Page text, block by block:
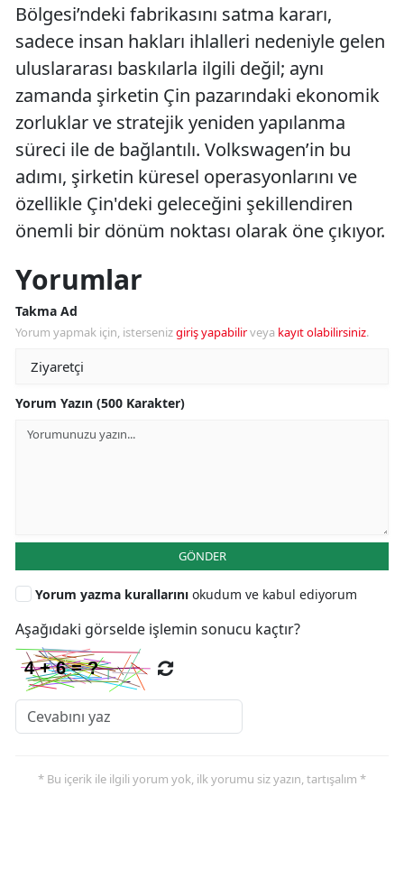
Bölgesi’ndeki fabrikasını satma kararı,
sadece insan hakları ihlalleri nedeniyle gelen
uluslararası baskılarla ilgili değil; aynı
zamanda şirketin Çin pazarındaki ekonomik
zorluklar ve stratejik yeniden yapılanma
süreci ile de bağlantılı. Volkswagen’in bu
adımı, şirketin küresel operasyonlarını ve
özellikle Çin'deki geleceğini şekillendiren
önemli bir dönüm noktası olarak öne çıkıyor.
Yorumlar
Takma Ad
Yorum yapmak için, istersenizgiriş yapabilirveya kayıt olabilirsiniz.
Yorum Yazın (500 Karakter)
GÖNDER
Yorum yazma kurallarını okudum ve kabul ediyorum
Aşağıdaki görselde işlemin sonucu kaçtır?
* Bu içerik ile ilgili yorum yok, ilk yorumu siz yazın, tartışalım *